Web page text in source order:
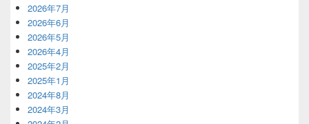
2026年7月
2026年6月
2026年5月
2026年4月
2025年2月
2025年1月
2024年8月
2024年3月